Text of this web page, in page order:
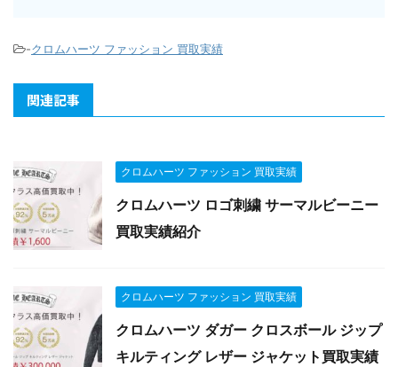
-クロムハーツ ファッション 買取実績
関連記事
クロムハーツ ファッション 買取実績
クロムハーツ ロゴ刺繍 サーマルビーニー
買取実績紹介
クロムハーツ ファッション 買取実績
クロムハーツ ダガー クロスボール ジップ
キルティング レザー ジャケット買取実績